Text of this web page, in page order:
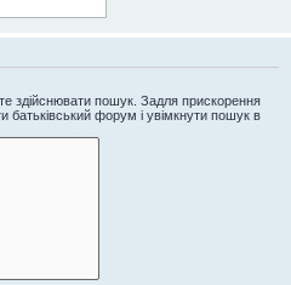
здійснювати пошук. Задля прискорення
форум і увімкнути пошук в